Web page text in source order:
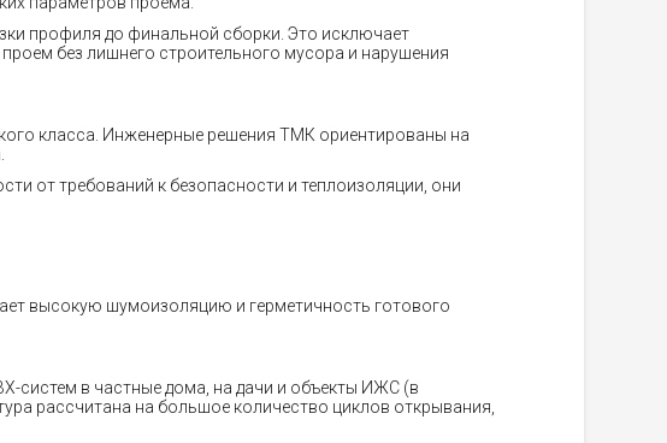
профиля до финальной сборки. Это исключает
без лишнего строительного мусора и нарушения
класса. Инженерные решения ТМК ориентированы на
от требований к безопасности и теплоизоляции, они
высокую шумоизоляцию и герметичность готового
систем в частные дома, на дачи и объекты ИЖС (в
рассчитана на большое количество циклов открывания,